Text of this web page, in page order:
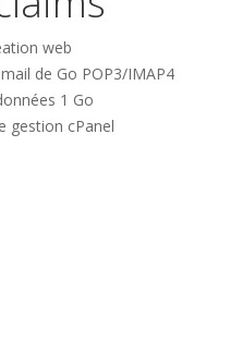
web
de Go POP3/IMAP4
1 Go
gestion cPanel